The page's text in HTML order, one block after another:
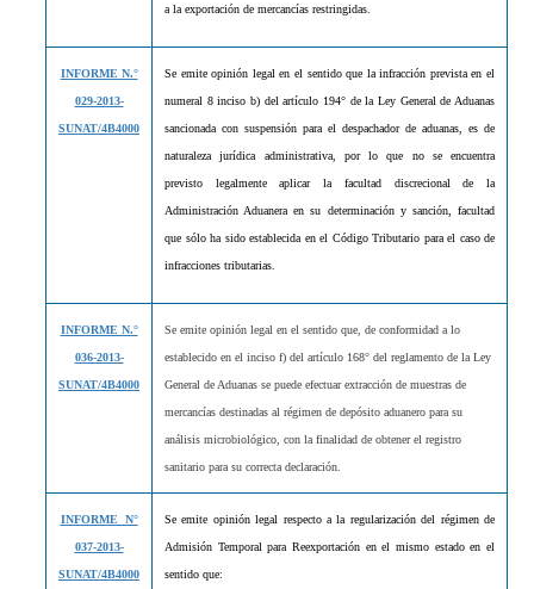
a la exportación de mercancías restringidas.
INFORME N.°
029-2013-
SUNAT/4B4000
Se emite opinión legal en el sentido que la infracción prevista en el
numeral 8 inciso b) del artículo 194° de la Ley General de Aduanas
sancionada con suspensión para el despachador de aduanas, es de
naturaleza jurídica administrativa, por lo que no se encuentra
previsto legalmente aplicar la facultad discrecional de la
Administración Aduanera en su determinación y sanción, facultad
que sólo ha sido establecida en el Código Tributario para el caso de
infracciones tributarias.
INFORME N.°
036-2013-
SUNAT/4B4000
Se emite opinión legal en el sentido que, de conformidad a lo
establecido en el inciso f) del artículo 168° del reglamento de la Ley
General de Aduanas se puede efectuar extracción de muestras de
mercancías destinadas al régimen de depósito aduanero para su
análisis microbiológico, con la finalidad de obtener el registro
sanitario para su correcta declaración.
INFORME N°
037-2013-
SUNAT/4B4000
Se emite opinión legal respecto a la regularización del régimen de
Admisión Temporal para Reexportación en el mismo estado en el
sentido que: